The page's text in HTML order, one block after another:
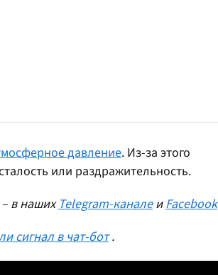
давление. Из-за этого
или раздражительность.
в наших Telegram-канале и Facebook
сигнал в чат-бот .